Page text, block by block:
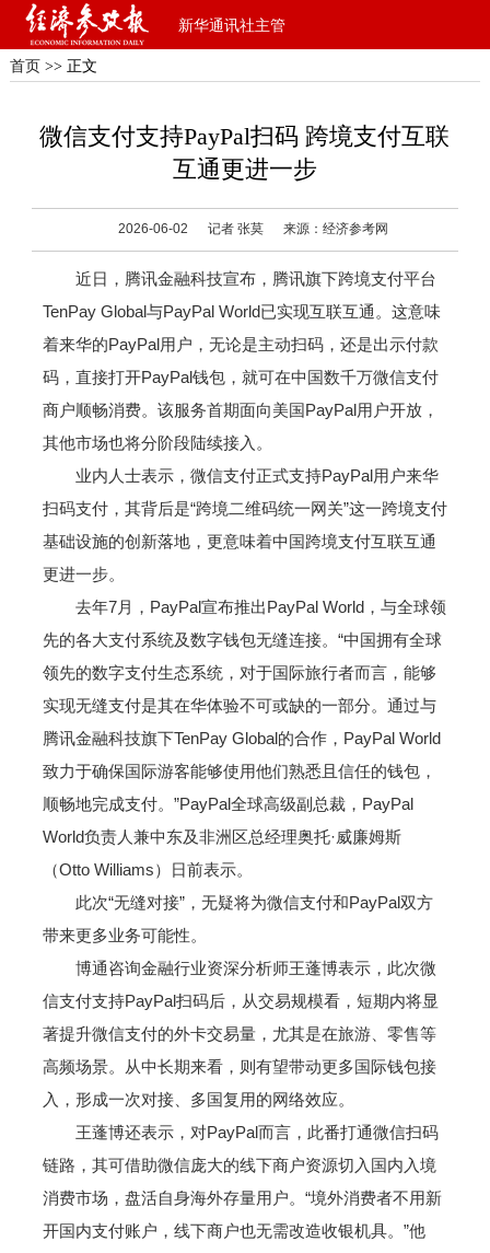
新华通讯社主管
首页 >> 正文
微信支付支持PayPal扫码 跨境支付互联
互通更进一步
2026-06-02 记者 张莫 来源：经济参考网
近日，腾讯金融科技宣布，腾讯旗下跨境支付平台
TenPay Global与PayPal World已实现互联互通。这意味
着来华的PayPal用户，无论是主动扫码，还是出示付款
码，直接打开PayPal钱包，就可在中国数千万微信支付
商户顺畅消费。该服务首期面向美国PayPal用户开放，
其他市场也将分阶段陆续接入。
业内人士表示，微信支付正式支持PayPal用户来华
扫码支付，其背后是“跨境二维码统一网关”这一跨境支付
基础设施的创新落地，更意味着中国跨境支付互联互通
更进一步。
去年7月，PayPal宣布推出PayPal World，与全球领
先的各大支付系统及数字钱包无缝连接。“中国拥有全球
领先的数字支付生态系统，对于国际旅行者而言，能够
实现无缝支付是其在华体验不可或缺的一部分。通过与
腾讯金融科技旗下TenPay Global的合作，PayPal World
致力于确保国际游客能够使用他们熟悉且信任的钱包，
顺畅地完成支付。”PayPal全球高级副总裁，PayPal
World负责人兼中东及非洲区总经理奥托·威廉姆斯
（Otto Williams）日前表示。
此次“无缝对接”，无疑将为微信支付和PayPal双方
带来更多业务可能性。
博通咨询金融行业资深分析师王蓬博表示，此次微
信支付支持PayPal扫码后，从交易规模看，短期内将显
著提升微信支付的外卡交易量，尤其是在旅游、零售等
高频场景。从中长期来看，则有望带动更多国际钱包接
入，形成一次对接、多国复用的网络效应。
王蓬博还表示，对PayPal而言，此番打通微信扫码
链路，其可借助微信庞大的线下商户资源切入国内入境
消费市场，盘活自身海外存量用户。“境外消费者不用新
开国内支付账户，线下商户也无需改造收银机具。”他